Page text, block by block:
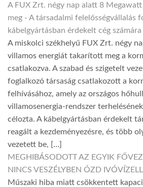
A FUX Zrt. négy nap alatt 8
meg - A társadalmi felelősségvállalás
kábelgyártásban érdekelt cég számára
A miskolci székhelyű FUX Zrt. négy
villamos energiát takarított meg a
csatlakozva. A szabad és szigetelt
foglalkozó társaság csatlakozott a
felhívásához, amely az országos
villamosenergia-rendszer
célozta. A kábelgyártásban érdekelt
reagált a kezdeményezésre, és több
vezetett be, […]
MEGHIBÁSODOTT AZ EGYIK
NINCS VESZÉLYBEN ÓZD
Műszaki hiba miatt csökkentett